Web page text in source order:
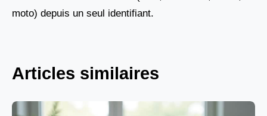
moto) depuis un seul identifiant.
Articles similaires